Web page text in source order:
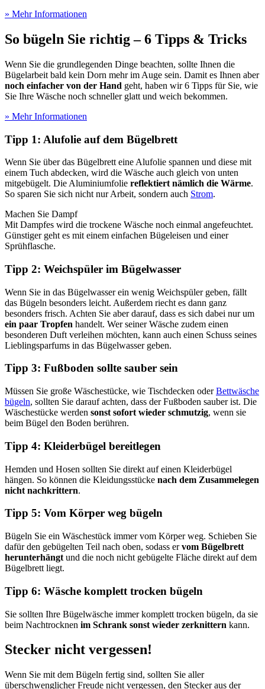
» Mehr Informationen
So bügeln Sie richtig – 6 Tipps & Tricks
Wenn Sie die grundlegenden Dinge beachten, sollte Ihnen die
Bügelarbeit bald kein Dorn mehr im Auge sein. Damit es Ihnen aber
noch einfacher von der Hand geht, haben wir 6 Tipps für Sie, wie
Sie Ihre Wäsche noch schneller glatt und weich bekommen.
» Mehr Informationen
Tipp 1: Alufolie auf dem Bügelbrett
Wenn Sie über das Bügelbrett eine Alufolie spannen und diese mit
einem Tuch abdecken, wird die Wäsche auch gleich von unten
mitgebügelt. Die Aluminiumfolie reflektiert nämlich die Wärme.
So sparen Sie sich nicht nur Arbeit, sondern auch Strom.
Machen Sie Dampf
Mit Dampfes wird die trockene Wäsche noch einmal angefeuchtet.
Günstiger geht es mit einem einfachen Bügeleisen und einer
Sprühflasche.
Tipp 2: Weichspüler im Bügelwasser
Wenn Sie in das Bügelwasser ein wenig Weichspüler geben, fällt
das Bügeln besonders leicht. Außerdem riecht es dann ganz
besonders frisch. Achten Sie aber darauf, dass es sich dabei nur um
ein paar Tropfen handelt. Wer seiner Wäsche zudem einen
besonderen Duft verleihen möchten, kann auch einen Schuss seines
Lieblingsparfums in das Bügelwasser geben.
Tipp 3: Fußboden sollte sauber sein
Müssen Sie große Wäschestücke, wie Tischdecken oderBettwäsche
bügeln, sollten Sie darauf achten, dass der Fußboden sauber ist. Die
Wäschestücke werden sonst sofort wieder schmutzig, wenn sie
beim Bügel den Boden berühren.
Tipp 4: Kleiderbügel bereitlegen
Hemden und Hosen sollten Sie direkt auf einen Kleiderbügel
hängen. So können die Kleidungsstücke nach dem Zusammelegen
nicht nachkrittern.
Tipp 5: Vom Körper weg bügeln
Bügeln Sie ein Wäschestück immer vom Körper weg. Schieben Sie
dafür den gebügelten Teil nach oben, sodass ervom Bügelbrett
herunterhängt und die noch nicht gebügelte Fläche direkt auf dem
Bügelbrett liegt.
Tipp 6: Wäsche komplett trocken bügeln
Sie sollten Ihre Bügelwäsche immer komplett trocken bügeln, da sie
beim Nachtrocknen im Schrank sonst wieder zerknittern kann.
Stecker nicht vergessen!
Wenn Sie mit dem Bügeln fertig sind, sollten Sie aller
überschwenglicher Freude nicht vergessen, den Stecker aus der